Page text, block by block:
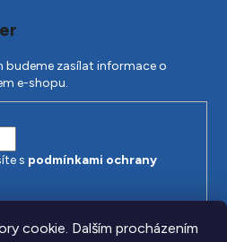
cookie. Dalším procházením
budeme zasílat informace o
e-shopu.
s podmínkami ochrany